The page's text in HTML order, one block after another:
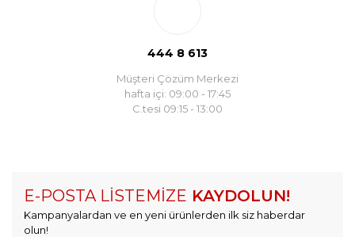
444 8 613
Müşteri Çözüm Merkezi
hafta içi: 09:00 - 17:45
C.tesi 09:15 - 13:00
E-POSTA LİSTEMİZE KAYDOLUN!
Kampanyalardan ve en yeni ürünlerden ilk siz haberdar
olun!